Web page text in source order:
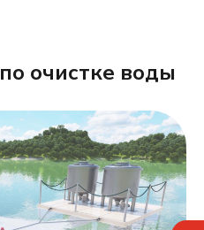
по очистке воды